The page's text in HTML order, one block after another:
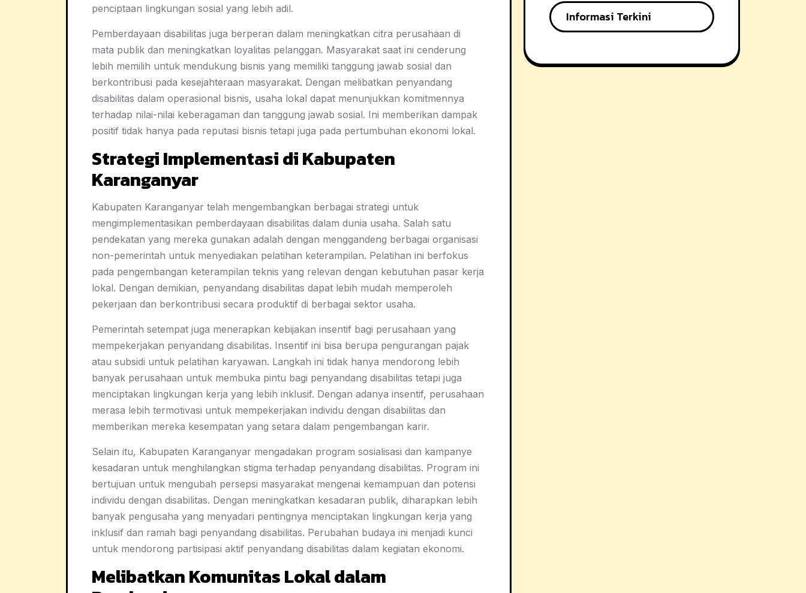
penciptaan lingkungan sosial yang lebih adil.
Pemberdayaan disabilitas juga berperan dalam meningkatkan citra perusahaan di
mata publik dan meningkatkan loyalitas pelanggan. Masyarakat saat ini cenderung
lebih memilih untuk mendukung bisnis yang memiliki tanggung jawab sosial dan
berkontribusi pada kesejahteraan masyarakat. Dengan melibatkan penyandang
disabilitas dalam operasional bisnis, usaha lokal dapat menunjukkan komitmennya
terhadap nilai-nilai keberagaman dan tanggung jawab sosial. Ini memberikan dampak
positif tidak hanya pada reputasi bisnis tetapi juga pada pertumbuhan ekonomi lokal.
Strategi Implementasi di Kabupaten
Karanganyar
Kabupaten Karanganyar telah mengembangkan berbagai strategi untuk
mengimplementasikan pemberdayaan disabilitas dalam dunia usaha. Salah satu
pendekatan yang mereka gunakan adalah dengan menggandeng berbagai organisasi
non-pemerintah untuk menyediakan pelatihan keterampilan. Pelatihan ini berfokus
pada pengembangan keterampilan teknis yang relevan dengan kebutuhan pasar kerja
lokal. Dengan demikian, penyandang disabilitas dapat lebih mudah memperoleh
pekerjaan dan berkontribusi secara produktif di berbagai sektor usaha.
Pemerintah setempat juga menerapkan kebijakan insentif bagi perusahaan yang
mempekerjakan penyandang disabilitas. Insentif ini bisa berupa pengurangan pajak
atau subsidi untuk pelatihan karyawan. Langkah ini tidak hanya mendorong lebih
banyak perusahaan untuk membuka pintu bagi penyandang disabilitas tetapi juga
menciptakan lingkungan kerja yang lebih inklusif. Dengan adanya insentif, perusahaan
merasa lebih termotivasi untuk mempekerjakan individu dengan disabilitas dan
memberikan mereka kesempatan yang setara dalam pengembangan karir.
Selain itu, Kabupaten Karanganyar mengadakan program sosialisasi dan kampanye
kesadaran untuk menghilangkan stigma terhadap penyandang disabilitas. Program ini
bertujuan untuk mengubah persepsi masyarakat mengenai kemampuan dan potensi
individu dengan disabilitas. Dengan meningkatkan kesadaran publik, diharapkan lebih
banyak pengusaha yang menyadari pentingnya menciptakan lingkungan kerja yang
inklusif dan ramah bagi penyandang disabilitas. Perubahan budaya ini menjadi kunci
untuk mendorong partisipasi aktif penyandang disabilitas dalam kegiatan ekonomi.
Melibatkan Komunitas Lokal dalam
Informasi Terkini